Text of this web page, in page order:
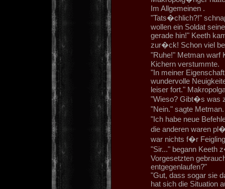
Im Allgemeinen .
"Tats�chlich?!"
wollen ein Soldat
gerade hin!" Keeth
zur�ck! Schon viel
"Ruhe!" Metman warf
Kichern verstummte.
"In meiner
wundervolle
leiser fort."
"Wieso? Gibt�s was
"Nein." sagte
"Ich habe neue
die anderen waren
war nichts f�r
"Sir..." begann Keeth
Vorgesetzten
entgegenlaufen?"
"Gut, dass sogar sie
hat sich die Situation